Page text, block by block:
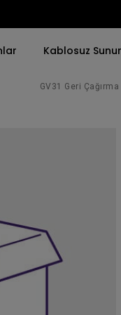
LED
Lazer
USB-C
Thunderbolt
Kablosuz
GV31 Geri